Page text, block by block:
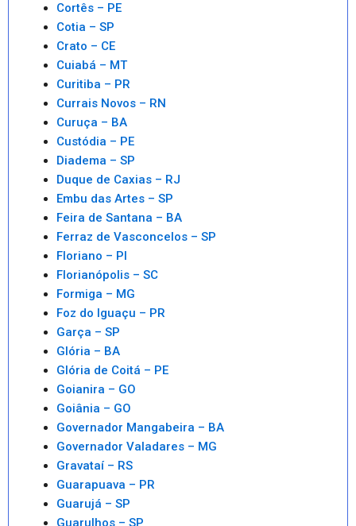
Cortês – PE
Cotia – SP
Crato – CE
Cuiabá – MT
Curitiba – PR
Currais Novos – RN
Curuça – BA
Custódia – PE
Diadema – SP
Duque de Caxias – RJ
Embu das Artes – SP
Feira de Santana – BA
Ferraz de Vasconcelos – SP
Floriano – PI
Florianópolis – SC
Formiga – MG
Foz do Iguaçu – PR
Garça – SP
Glória – BA
Glória de Coitá – PE
Goianira – GO
Goiânia – GO
Governador Mangabeira – BA
Governador Valadares – MG
Gravataí – RS
Guarapuava – PR
Guarujá – SP
Guarulhos – SP